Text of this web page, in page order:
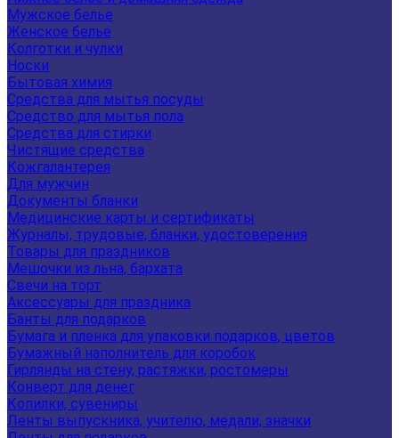
Мужское белье
Женское белье
Колготки и чулки
Носки
Бытовая химия
Средства для мытья посуды
Средство для мытья пола
Средства для стирки
Чистящие средства
Кожгалантерея
Для мужчин
Документы бланки
Медицинские карты и сертификаты
Журналы, трудовые, бланки, удостоверения
Товары для праздников
Мешочки из льна, бархата
Свечи на торт
Аксессуары для праздника
Банты для подарков
Бумага и пленка для упаковки подарков, цветов
Бумажный наполнитель для коробок
Гирлянды на стену, растяжки, ростомеры
Конверт для денег
Копилки, сувениры
Ленты выпускника, учителю, медали, значки